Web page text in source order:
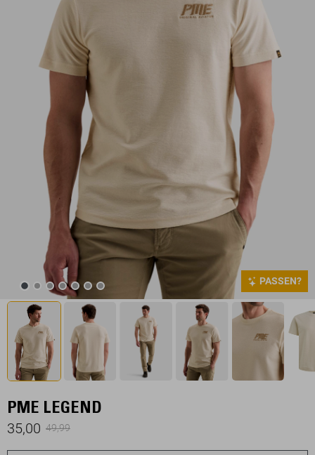
PASSEN?
PME LEGEND
35,00 49,99